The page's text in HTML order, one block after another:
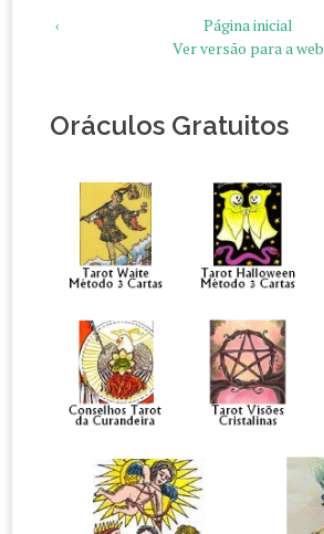
‹
Página inicial
Ver versão para a web
Oráculos Gratuitos